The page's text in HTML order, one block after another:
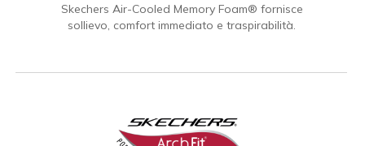
Skechers Air-Cooled Memory Foam® fornisce
sollievo, comfort immediato e traspirabilità.